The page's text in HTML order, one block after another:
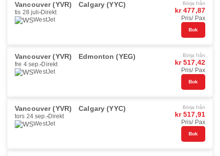
Vancouver (YVR) Calgary (YYC)
tis 28 juli Direkt
WestJet
Börja från
kr 477,87
Pris/ Pax
Bok
Vancouver (YVR) Edmonton (YEG)
fre 4 sep. Direkt
WestJet
Börja från
kr 517,42
Pris/ Pax
Bok
Vancouver (YVR) Calgary (YYC)
tors 24 sep. Direkt
WestJet
Börja från
kr 517,91
Pris/ Pax
Bok